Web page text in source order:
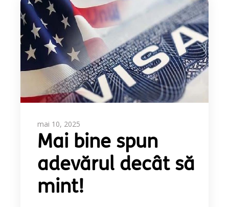
mai 10, 2025
Mai bine spun
adevărul decât să
mint!